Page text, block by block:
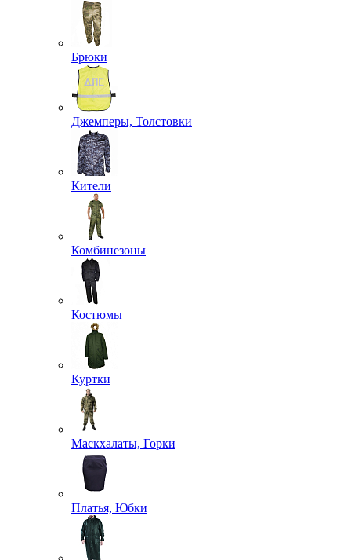
Брюки
Джемперы, Толстовки
Кители
Комбинезоны
Костюмы
Куртки
Маскхалаты, Горки
Платья, Юбки